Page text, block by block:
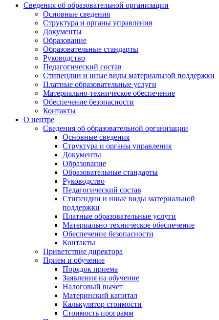
Сведения об образовательной организации
Основные сведения
Структура и органы управления
Документы
Образование
Образовательные стандарты
Руководство
Педагогический состав
Стипендии и иные виды материальной поддержки
Платные образовательные услуги
Материально-техническое обеспечение
Обеспечение безопасности
Контакты
О центре
Сведения об образовательной организации
Основные сведения
Структура и органы управления
Документы
Образование
Образовательные стандарты
Руководство
Педагогический состав
Стипендии и иные виды материальной
поддержки
Платные образовательные услуги
Материально-техническое обеспечение
Обеспечение безопасности
Контакты
Приветствие директора
Прием и обучение
Порядок приема
Заявления на обучение
Налоговый вычет
Материнский капитал
Калькулятор стоимости
Стоимость программ